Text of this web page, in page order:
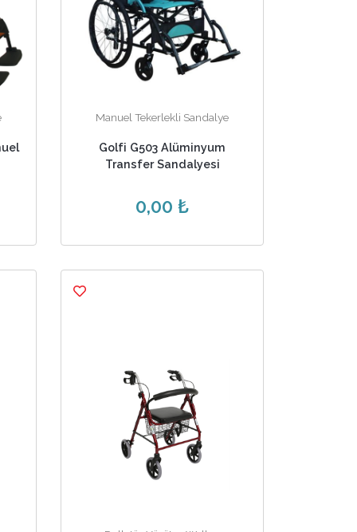
Manuel Tekerlekli Sandalye
Golfi G503 Alüminyum
Transfer Sandalyesi
0,00 ₺